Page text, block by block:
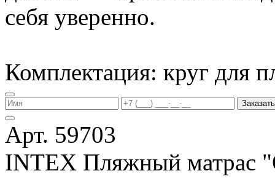
себя уверенно.
Комплектация: круг для
Заказать
Арт. 59703
INTEX Пляжный